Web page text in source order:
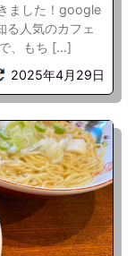
ました！google
る人気のカフェ
、もち […]
2025年4月29日